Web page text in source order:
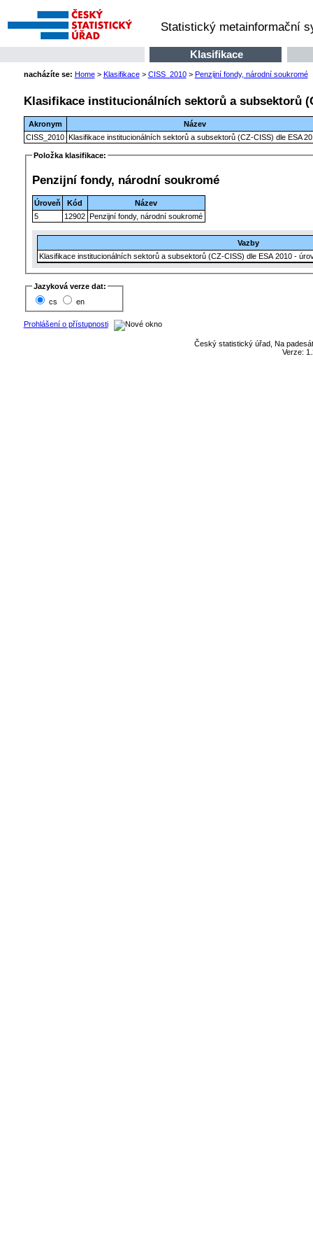
Statistický metainformační
Klasifikace
nacházíte se: Home> Klasifikace> CISS_2010> Penzijní fondy, národní soukromé
Klasifikace institucionálních sektorů a subsektorů
Akronym
Název
CISS_2010 Klasifikace institucionálních sektorů a subsektorů (CZ-CISS) dle ESA
Položka klasifikace:
Penzijní fondy, národní soukromé
Úroveň Kód
Název
5
12902 Penzijní fondy, národní soukromé
Vazby
Klasifikace institucionálních sektorů a subsektorů (CZ-CISS) dle ESA 2010 -
Jazyková verze dat:
cs
en
Prohlášení o přístupnosti
Český statistický úřad, Na
Verze: